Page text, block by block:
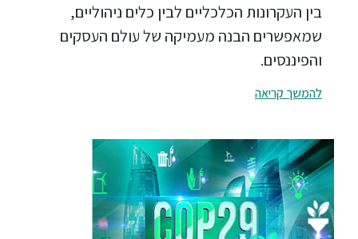
בין העקרונות הכלכליים לבין כלים ניהוליים,
שמאפשרים הבנה מעמיקה של עולם העסקים
והפיננסים.
להמשך קריאה